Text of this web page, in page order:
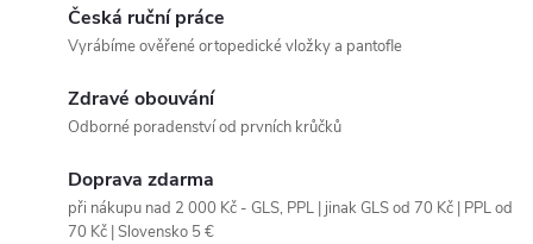
Česká ruční práce
Vyrábíme ověřené ortopedické vložky a pantofle
Zdravé obouvání
Odborné poradenství od prvních krůčků
Doprava zdarma
při nákupu nad 2 000 Kč - GLS, PPL | jinak GLS od 70 Kč | PPL od
70 Kč | Slovensko 5 €